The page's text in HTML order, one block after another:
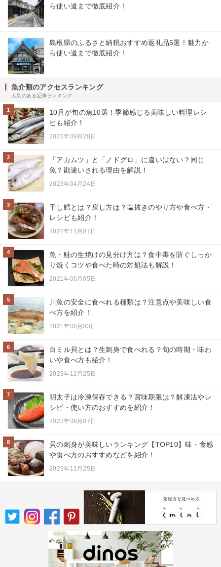
ら使い道まで徹底紹介！
島根県のふるさと納税おすすめ返礼品5選！魅力か
ら使い道まで徹底紹介！
魚介類のアクセスランキング
人気のある記事ランキング
1
10月が旬の魚10選！季節感じる美味しい料理レシ
ピも紹介！
2023年09月28日
2
「アカムツ」と「ノドグロ」に違いはない？同じ
魚？勘違いされる理由を解説！
2023年04月24日
3
干し鱈とは？戻し方は？塩抜きのやり方や食べ方・
レシピも紹介！
2022年11月07日
4
魚・鮭の生焼けの見分け方は？食中毒を防ぐしっか
り焼くコツや食べた時の対処法も解説！
2021年06月05日
5
川魚の安全に食べれる種類は？注意点や美味しい食
べ方を紹介！
2021年08月03日
6
白ミル貝とは？生刺身で食べれる？旬の時期・味わ
いや食べ方も紹介！
2023年12月25日
7
明太子は冷凍保存できる？賞味期限は？解凍法やレ
シピ・使い方のおすすめを紹介！
2023年09月07日
8
貝の刺身が美味しいランキング【TOP10】味・食感
や食べ方のおすすめなどを紹介！
2023年11月25日